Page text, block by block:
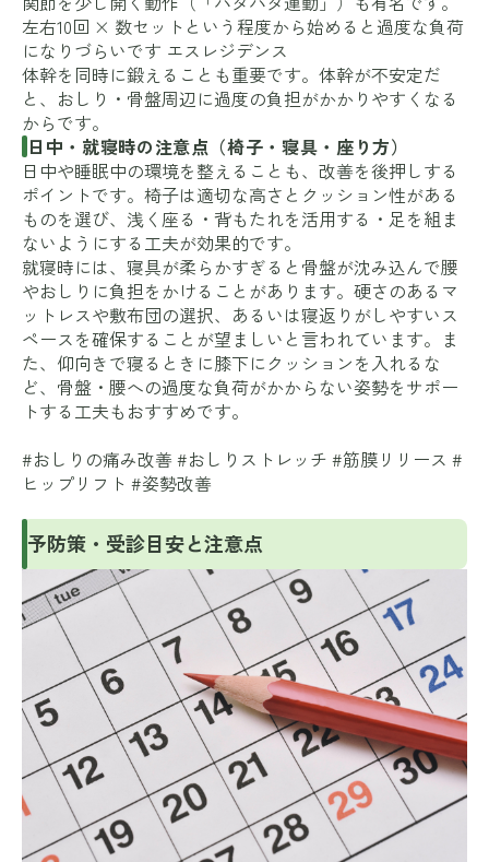
左右10回 × 数セットという程度から始めると過度な負荷
になりづらいです エスレジデンス
体幹を同時に鍛えることも重要です。体幹が不安定だ
と、おしり・骨盤周辺に過度の負担がかかりやすくなる
からです。
日中・就寝時の注意点（椅子・寝具・座り方）
日中や睡眠中の環境を整えることも、改善を後押しする
ポイントです。椅子は適切な高さとクッション性がある
ものを選び、浅く座る・背もたれを活用する・足を組ま
ないようにする工夫が効果的です。
就寝時には、寝具が柔らかすぎると骨盤が沈み込んで腰
やおしりに負担をかけることがあります。硬さのあるマ
ットレスや敷布団の選択、あるいは寝返りがしやすいス
ペースを確保することが望ましいと言われています。ま
た、仰向きで寝るときに膝下にクッションを入れるな
ど、骨盤・腰への過度な負荷がかからない姿勢をサポー
トする工夫もおすすめです。
#おしりの痛み改善 #おしりストレッチ #筋膜リリース #
ヒップリフト #姿勢改善
予防策・受診目安と注意点